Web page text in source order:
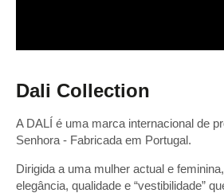
Dali Collection
A DALÍ é uma marca internacional de
Senhora - Fabricada em Portugal.
Dirigida a uma mulher actual e
elegância, qualidade e “vestibilidade”